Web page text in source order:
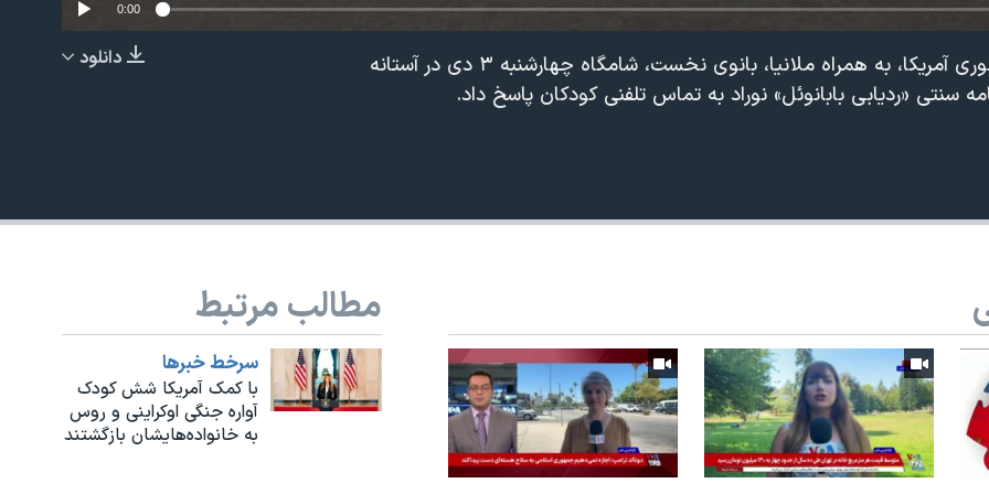
EMBED
480p
720p
1080p
0:00
دانلود
دونالد ترامپ، رئیس جمهوری آمریکا، به همراه ملانیا، بانوی نخست، شامگاه چهارشنبه ۳ دی در آستانه
سنتی «ردیابی بابانوئل» نوراد به تماس تلفنی کودکان پاسخ داد.
مطالب مرتبط
سرخط خبرها
با کمک آمریکا شش کودک
آواره جنگی اوکراینی و روس
به خانواده‌هایشان بازگشتند